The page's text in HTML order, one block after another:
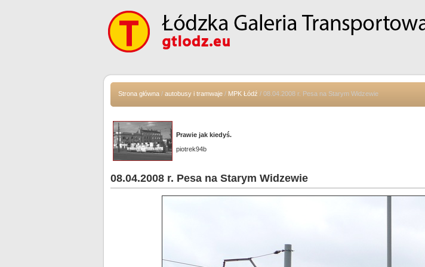
Strona główna / autobusy i tramwaje / MPK Łódź / 08.04.2008 r. Pesa na Starym Widzewie
Prawie jak kiedyś.
piotrek94b
08.04.2008 r. Pesa na Starym Widzewie